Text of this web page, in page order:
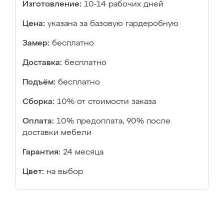
Изготовление: 10-14 рабочих дней
Цена: указана за базовую гардеробную
Замер: бесплатно
Доставка: бесплатно
Подъём: бесплатно
Сборка: 10% от стоимости заказа
Оплата: 10% предоплата, 90% после
доставки мебели
Гарантия: 24 месяца
Цвет: на выбор